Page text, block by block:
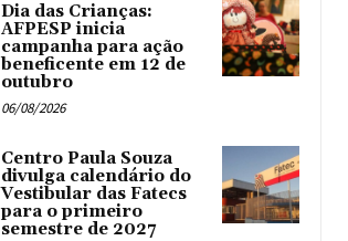
Dia das Crianças:
AFPESP inicia
campanha para ação
beneficente em 12 de
outubro
06/08/2026
Centro Paula Souza
divulga calendário do
Vestibular das Fatecs
para o primeiro
semestre de 2027